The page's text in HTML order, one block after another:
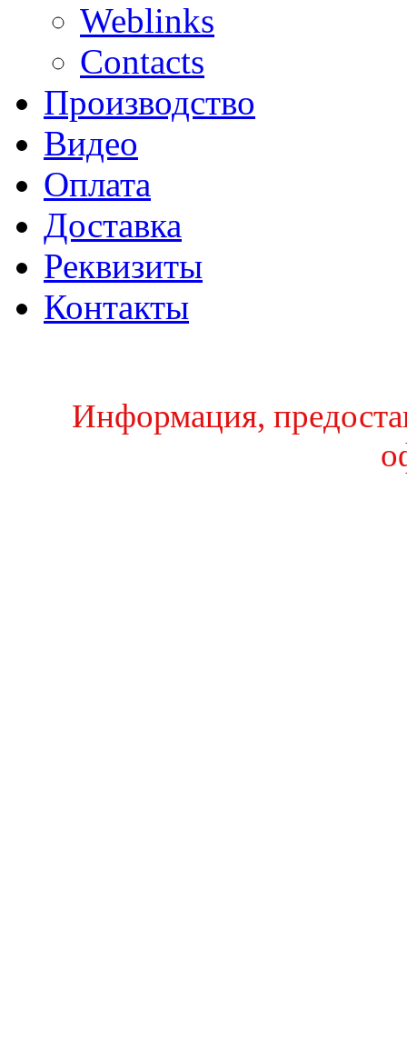
Weblinks
Contacts
Производство
Видео
Оплата
Доставка
Реквизиты
Контакты
Информация,